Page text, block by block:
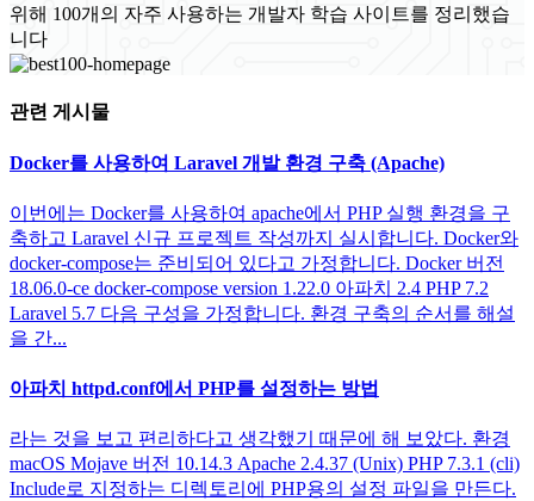
위해 100개의 자주 사용하는 개발자 학습 사이트를 정리했습
니다
관련 게시물
Docker를 사용하여 Laravel 개발 환경 구축 (Apache)
이번에는 Docker를 사용하여 apache에서 PHP 실행 환경을 구
축하고 Laravel 신규 프로젝트 작성까지 실시합니다. Docker와
docker-compose는 준비되어 있다고 가정합니다. Docker 버전
18.06.0-ce docker-compose version 1.22.0 아파치 2.4 PHP 7.2
Laravel 5.7 다음 구성을 가정합니다. 환경 구축의 순서를 해설
을 간...
아파치 httpd.conf에서 PHP를 설정하는 방법
라는 것을 보고 편리하다고 생각했기 때문에 해 보았다. 환경
macOS Mojave 버전 10.14.3 Apache 2.4.37 (Unix) PHP 7.3.1 (cli)
Include로 지정하는 디렉토리에 PHP용의 설정 파일을 만든다.